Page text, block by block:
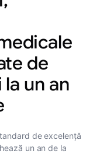
de
un an
de excelență
un an de la